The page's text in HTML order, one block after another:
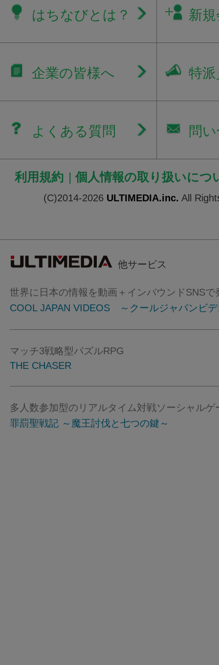
はちなびとは？ 新
企業の皆様へ 特
よくある質問 問
利用規約 | 個人情報の取り扱いにつ
(C)2014-2026 ULTIMEDIA.inc. All
他サービス
世界に日本の情報を動画＋インバウンドSNSで
COOL JAPAN VIDEOS ～クールジャパンビ
マッチ3戦略型パズルRPG
THE CHASER
多人数参加型のリアルタイム対戦ソーシャルゲ
罪罰聖戦記 ～魔王討伐と七つの鍵～